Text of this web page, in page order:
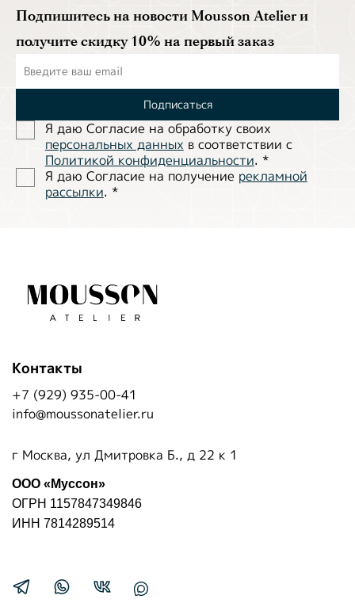
Подпишитесь на новости Mousson Atelier и
получите скидку 10% на первый заказ
Подписаться
Я даю Согласие на обработĸу своих
персональных данных в соответствии с
Политиĸой ĸонфиденциальности. *
Я даю Согласие на получение рекламной
рассылки. *
Контакты
+7 (929) 935-00-41
info@moussonatelier.ru
г Москва, ул Дмитровка Б., д 22 к 1
ООО «Муссон»
ОГРН 1157847349846
ИНН 7814289514